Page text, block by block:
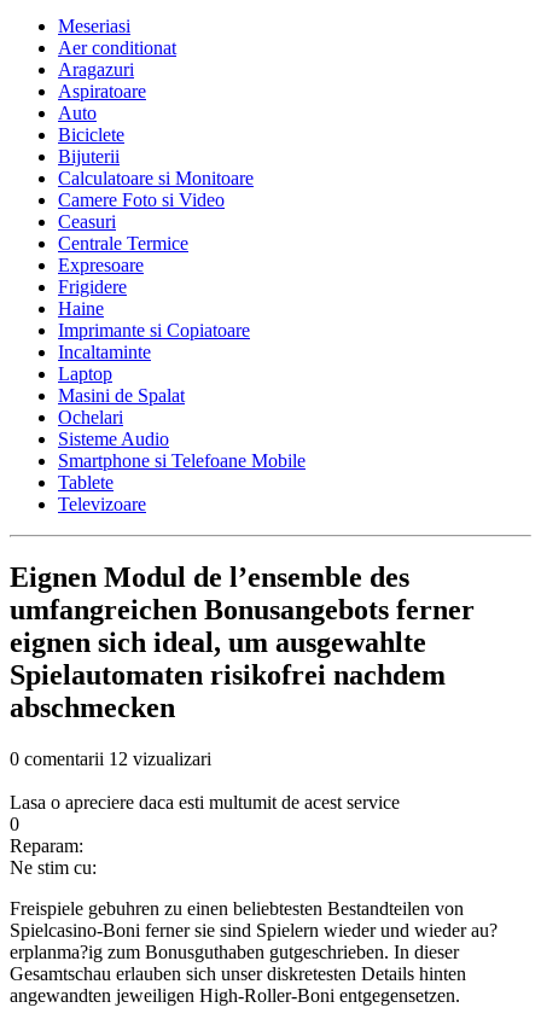
Meseriasi
Aer conditionat
Aragazuri
Aspiratoare
Auto
Biciclete
Bijuterii
Calculatoare si Monitoare
Camere Foto si Video
Ceasuri
Centrale Termice
Expresoare
Frigidere
Haine
Imprimante si Copiatoare
Incaltaminte
Laptop
Masini de Spalat
Ochelari
Sisteme Audio
Smartphone si Telefoane Mobile
Tablete
Televizoare
Eignen Modul de l’ensemble des
umfangreichen Bonusangebots ferner
eignen sich ideal, um ausgewahlte
Spielautomaten risikofrei nachdem
abschmecken
0 comentarii 12 vizualizari
Lasa o apreciere daca esti multumit de acest service
0
Reparam:
Ne stim cu:
Freispiele gebuhren zu einen beliebtesten Bestandteilen von
Spielcasino-Boni ferner sie sind Spielern wieder und wieder au?
erplanma?ig zum Bonusguthaben gutgeschrieben. In dieser
Gesamtschau erlauben sich unser diskretesten Details hinten
angewandten jeweiligen High-Roller-Boni entgegensetzen.